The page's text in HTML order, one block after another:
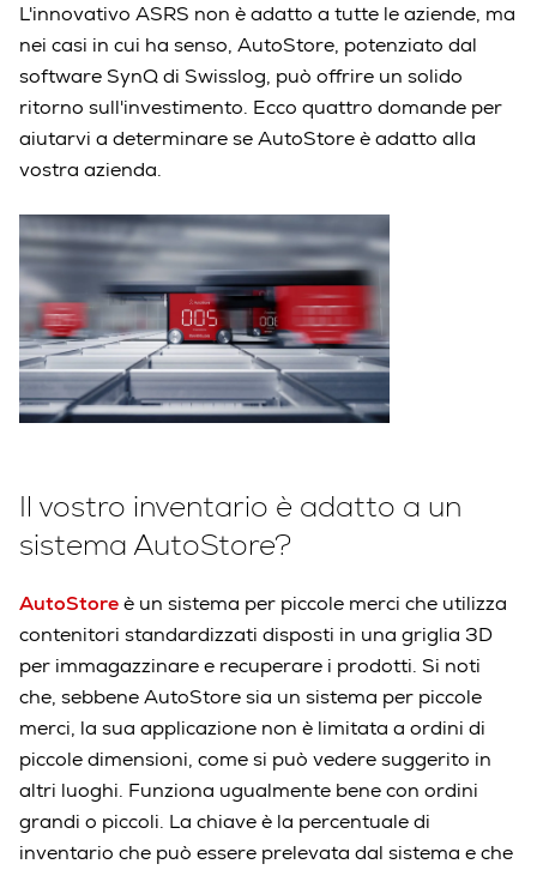
L'innovativo ASRS non è adatto a tutte le aziende, ma
nei casi in cui ha senso, AutoStore, potenziato dal
software SynQ di Swisslog, può offrire un solido
ritorno sull'investimento. Ecco quattro domande per
aiutarvi a determinare se AutoStore è adatto alla
vostra azienda.
Il vostro inventario è adatto a un
sistema AutoStore?
AutoStoreè un sistema per piccole merci che utilizza
contenitori standardizzati disposti in una griglia 3D
per immagazzinare e recuperare i prodotti. Si noti
che, sebbene AutoStore sia un sistema per piccole
merci, la sua applicazione non è limitata a ordini di
piccole dimensioni, come si può vedere suggerito in
altri luoghi. Funziona ugualmente bene con ordini
grandi o piccoli. La chiave è la percentuale di
inventario che può essere prelevata dal sistema e che